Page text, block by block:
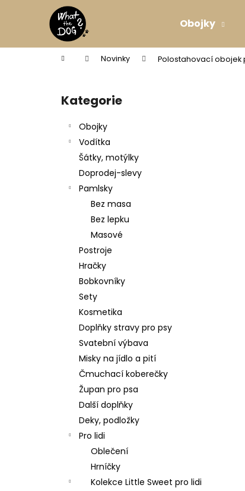
Obojky
Domů Novinky Polostahovací obojek
Přeskočit
kategorie
Kategorie
Obojky
Vodítka
Šátky, motýlky
Doprodej-slevy
Pamlsky
Bez masa
Bez lepku
Masové
Postroje
Hračky
Bobkovníky
Sety
Kosmetika
Doplňky stravy pro psy
Svatební výbava
Misky na jídlo a pití
Čmuchací koberečky
Župan pro psa
Další doplňky
Deky, podložky
Pro lidi
Oblečení
Hrníčky
Kolekce Little Sweet pro lidi
í
Zpět
do
Zpět
do
SVATEBNÍ VODÍTKO ELEGANTNÍ BÍLÉ
550 Kč